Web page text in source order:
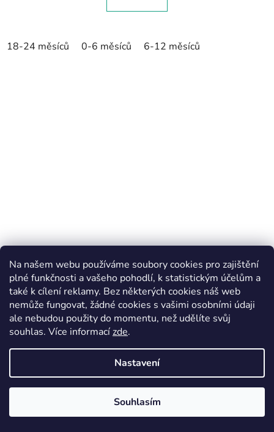
Na našem webu používáme soubory cookies pro zajištění
plné funkčnosti a vašeho pohodlí, k statistickým účelům a
také k cílení reklamy. Bez některých cookies náš web
nemůže fungovat, žádné cookies s vašimi osobními údaji
ale nebudou použity do momentu, než udělíte svůj
souhlas. Více informacízde.
Nastavení
Souhlasím
18-24 měsíců 0-6 měsíců 6-12 měsíců
Rostoucí merino overal - hory modrá, Duomamas
Skladem*
1 799 Kč
DETAIL
18-24 měsíců